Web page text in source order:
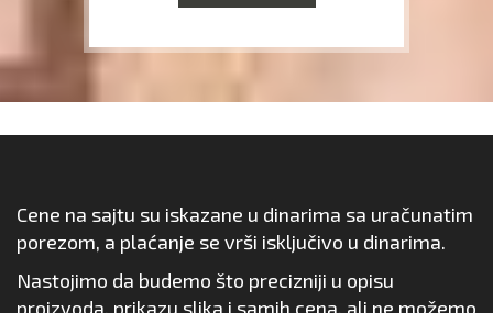
Cene na sajtu su iskazane u dinarima sa uračunatim
porezom, a plaćanje se vrši isključivo u dinarima.
Nastojimo da budemo što precizniji u opisu
proizvoda, prikazu slika i samih cena, ali ne možemo